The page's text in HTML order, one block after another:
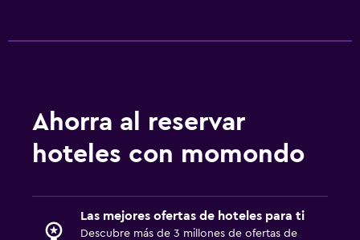
Ahorra al reservar
hoteles con momondo
Las mejores ofertas de hoteles para ti
Descubre más de 3 millones de ofertas de